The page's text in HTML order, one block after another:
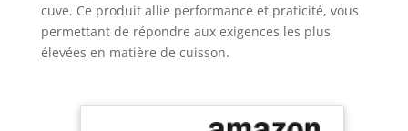
cuve. Ce produit allie performance et praticité, vous
permettant de répondre aux exigences les plus
élevées en matière de cuisson.